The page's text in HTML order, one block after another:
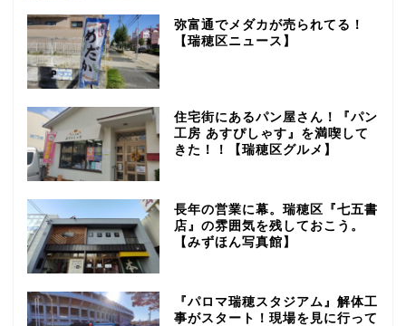
弥富通でメダカが売られてる！
【瑞穂区ニュース】
住宅街にあるパン屋さん！『パン
工房 あすぴしゃす』を満喫して
きた！！【瑞穂区グルメ】
長年の営業に幕。瑞穂区『七五書
店』の雰囲気を残しておこう。
【みずほん写真館】
『パロマ瑞穂スタジアム』解体工
事がスタート！現場を見に行って